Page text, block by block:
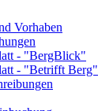
Vorhaben
- "BergBlick"
- "Betrifft Berg"